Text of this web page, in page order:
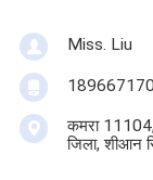
Miss. Liu
कमरा 11104,
जिला, शीआन